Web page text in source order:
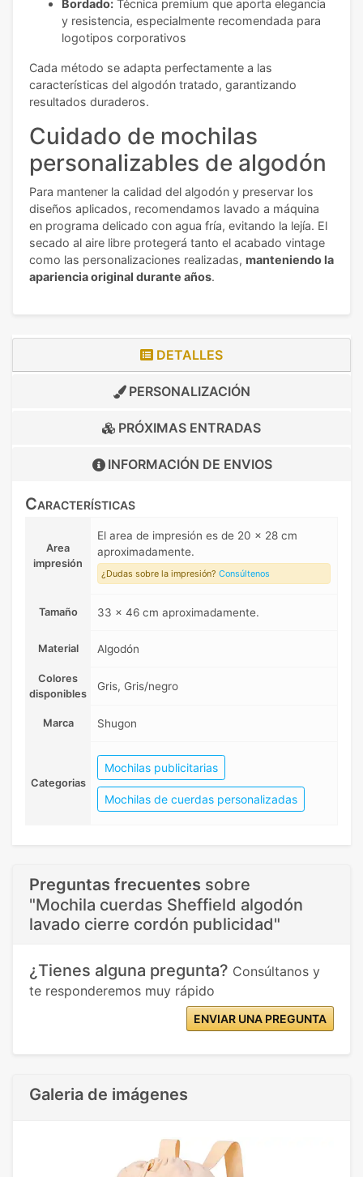
Bordado: Técnica premium que aporta elegancia
y resistencia, especialmente recomendada para
logotipos corporativos
Cada método se adapta perfectamente a las
características del algodón tratado, garantizando
resultados duraderos.
Cuidado de mochilas
personalizables de algodón
Para mantener la calidad del algodón y preservar los
diseños aplicados, recomendamos lavado a máquina
en programa delicado con agua fría, evitando la lejía. El
secado al aire libre protegerá tanto el acabado vintage
como las personalizaciones realizadas, manteniendo la
apariencia original durante años.
DETALLES
PERSONALIZACIÓN
PRÓXIMAS ENTRADAS
INFORMACIÓN DE ENVIOS
Características
Area
impresión
El area de impresión es de 20 x 28 cm
aproximadamente.
¿Dudas sobre la impresión? Consúltenos
Tamaño 33 x 46 cm aproximadamente.
Material Algodón
Colores
disponibles
Gris, Gris/negro
Marca Shugon
Categorias
Mochilas publicitarias
Mochilas de cuerdas personalizadas
Preguntas frecuentes sobre
"Mochila cuerdas Sheffield algodón
lavado cierre cordón publicidad"
¿Tienes alguna pregunta? Consúltanos y
te responderemos muy rápido
ENVIAR UNA PREGUNTA
Galeria de imágenes